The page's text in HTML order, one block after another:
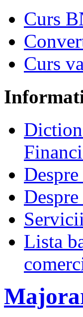
Curs
Curs
Lista